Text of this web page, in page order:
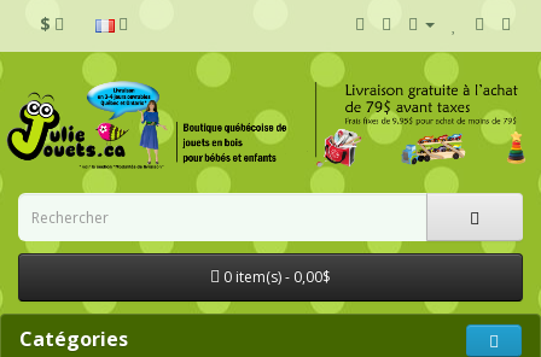
$
0 item(s) - 0,00$
Catégories